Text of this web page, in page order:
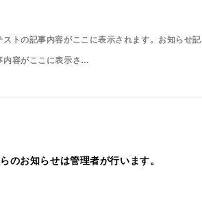
トの記事内容がここに表示されます。お知らせ記
容がここに表示さ…
のお知らせは管理者が行います。